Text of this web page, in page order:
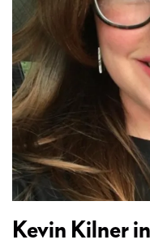
Kevin Kilner